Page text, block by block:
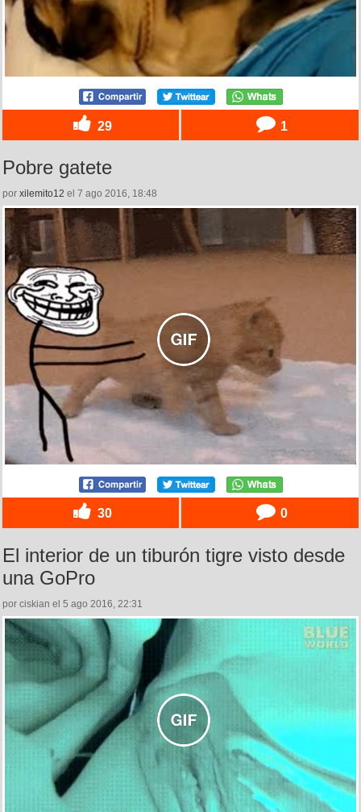
29 1
Pobre gatete
por xilemito12 el 7 ago 2016, 18:48
30 0
El interior de un tiburón tigre visto desde
una GoPro
por ciskian el 5 ago 2016, 22:31